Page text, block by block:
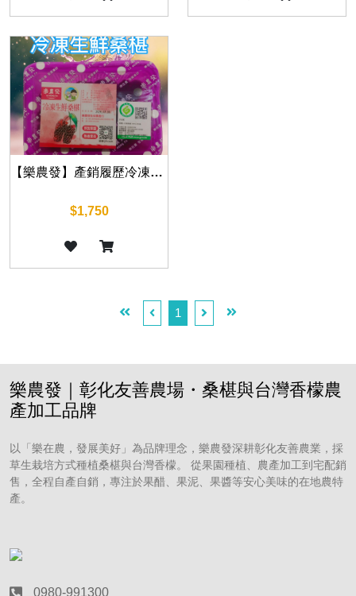
【樂農發】產銷履歷冷凍生鮮桑椹400公克/盒×12盒｜原產台灣｜免運｜冷凍生鮮桑葚｜自產自銷
$1,750
1
樂農發｜彰化友善農場・桑椹與台灣香檬農
產加工品牌
以「樂在農，發展美好」為品牌理念，樂農發深耕彰化友善農業，採
草生栽培方式種植桑椹與台灣香檬。 從果園種植、農產加工到宅配銷
售，全程自產自銷，專注於果醋、果泥、果醬等安心美味的在地農特
產。
0980-991300